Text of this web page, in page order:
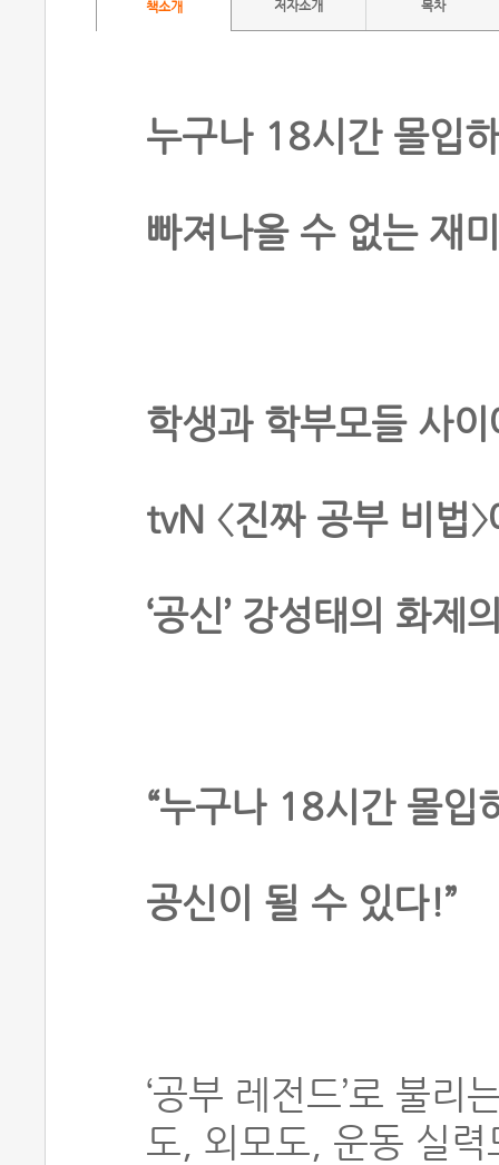
책소개 저자소개 목차
누구나 18시간 몰입
빠져나올 수 없는 재
학생과 학부모들 사
tvN 〈진짜 공부 비법
‘공신’ 강성태의 화제
“누구나 18시간 몰입
공신이 될 수 있다!”
‘공부 레전드’로 불리
도, 외모도, 운동 실